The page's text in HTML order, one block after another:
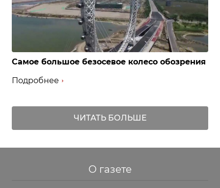
Самое большое безосевое колесо обозрения
Подробнее
ЧИТАТЬ БОЛЬШЕ
О газете